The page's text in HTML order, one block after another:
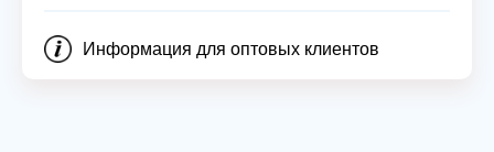
Информация для оптовых клиентов